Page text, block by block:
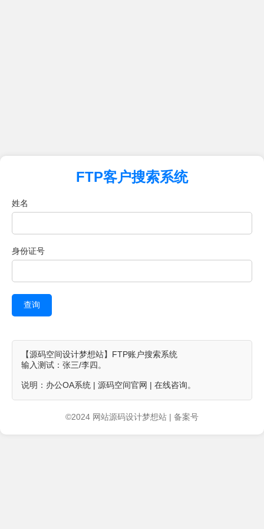
FTP客户搜索系统
姓名
身份证号
查询
【源码空间设计梦想站】FTP账户搜索系统
输入测试：张三/李四。
说明：办公OA系统 | 源码空间官网 | 在线咨询。
©2024 网站源码设计梦想站 | 备案号